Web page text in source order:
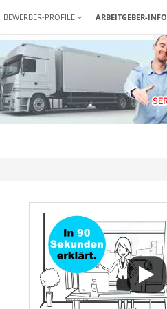
BEWERBER-PROFILE ARBEITGEBER-INFO